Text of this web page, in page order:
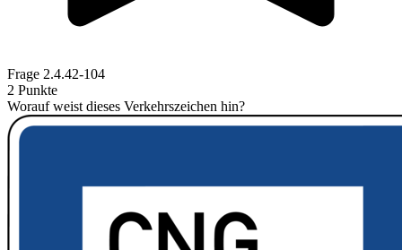
Frage 2.4.42-104
2 Punkte
Worauf weist dieses Verkehrszeichen hin?